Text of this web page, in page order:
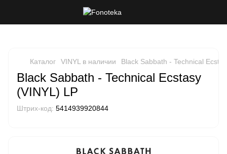
Каталог VINYL в наличии Black Sabbath - Technical
Black Sabbath - Technical Ecstasy
(VINYL) LP
Штрих-код: 5414939920844